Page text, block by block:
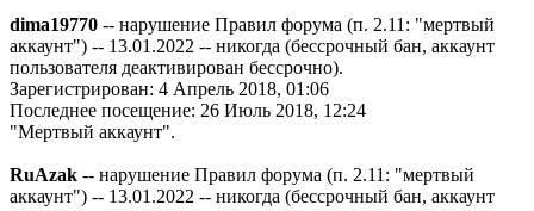
dima19770 -- нарушение Правил форума (п. 2.11: "мертвый
аккаунт") -- 13.01.2022 -- никогда (бессрочный бан, аккаунт
пользователя деактивирован бессрочно).
Зарегистрирован: 4 Апрель 2018, 01:06
Последнее посещение: 26 Июль 2018, 12:24
"Мертвый аккаунт".
RuAzak -- нарушение Правил форума (п. 2.11: "мертвый
аккаунт") -- 13.01.2022 -- никогда (бессрочный бан, аккаунт